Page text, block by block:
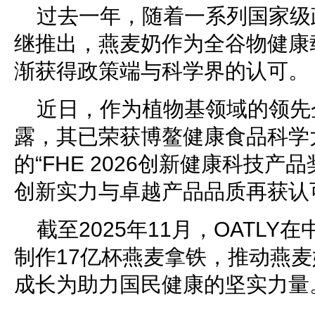
过去一年，随着一系列国家
继推出，燕麦奶作为全谷物健
渐获得政策端与科学界的认可。
近日，作为植物基领域的领
露，其已荣获博鳌健康食品科
的“FHE 2026创新健康科技产品
创新实力与卓越产品品质再获认
截至2025年11月，OATLY在
制作17亿杯燕麦拿铁，推动燕
成长为助力国民健康的坚实力量